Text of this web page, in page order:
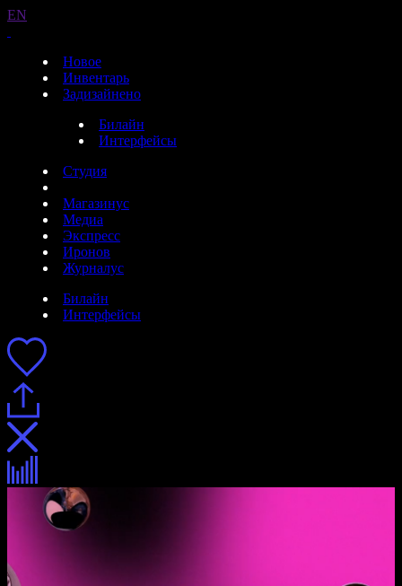
EN
Новое
Инвентарь
Задизайнено
Билайн
Интерфейсы
Студия
Магазинус
Медиа
Экспресс
Иронов
Журналус
Билайн
Интерфейсы
Айдентика Интерфейс
Интерфейс игровой приставки
«Билайн гейминг»